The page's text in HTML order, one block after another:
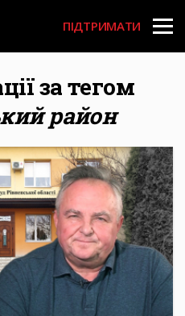
User
account
menu
ПІДТРИМАТИ
за тегом
район